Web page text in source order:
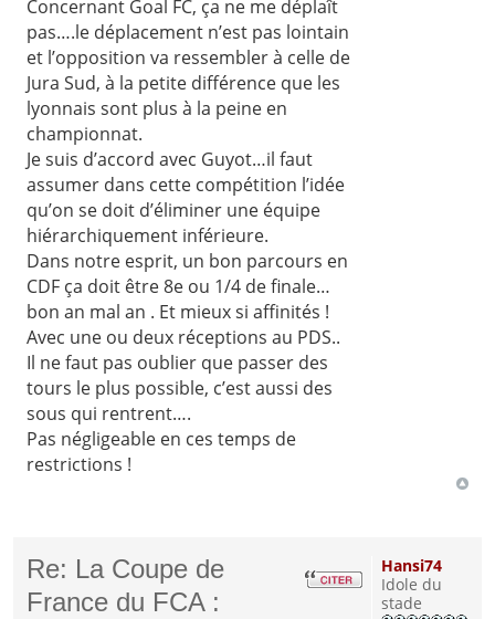
Concernant Goal FC, ça ne me déplaît
pas….le déplacement n’est pas lointain
et l’opposition va ressembler à celle de
Jura Sud, à la petite différence que les
lyonnais sont plus à la peine en
championnat.
Je suis d’accord avec Guyot…il faut
assumer dans cette compétition l’idée
qu’on se doit d’éliminer une équipe
hiérarchiquement inférieure.
Dans notre esprit, un bon parcours en
CDF ça doit être 8e ou 1/4 de finale…
bon an mal an . Et mieux si affinités !
Avec une ou deux réceptions au PDS..
Il ne faut pas oublier que passer des
tours le plus possible, c’est aussi des
sous qui rentrent….
Pas négligeable en ces temps de
restrictions !
Re: La Coupe de
France du FCA :
Hansi74
Idole du
stade